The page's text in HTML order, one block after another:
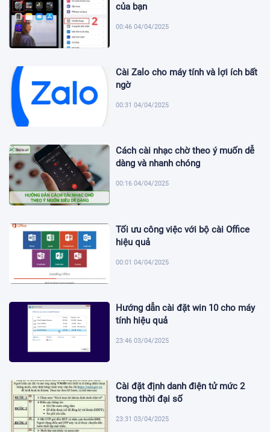
của bạn
00:46 04/04/2025
Cài Zalo cho máy tính và lợi ích bất
ngờ
00:31 04/04/2025
Cách cài nhạc chờ theo ý muốn dễ
dàng và nhanh chóng
00:16 04/04/2025
Tối ưu công việc với bộ cài Office
hiệu quả
00:01 04/04/2025
Hướng dẫn cài đặt win 10 cho máy
tính hiệu quả
23:46 03/04/2025
Cài đặt định danh điện tử mức 2
trong thời đại số
23:31 03/04/2025